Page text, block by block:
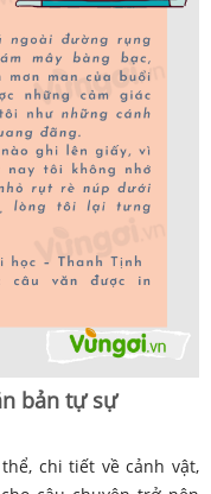
bản tự sự
chi tiết về cảnh vật,